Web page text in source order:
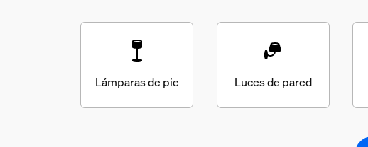
Lámparas de pie Luces de pared